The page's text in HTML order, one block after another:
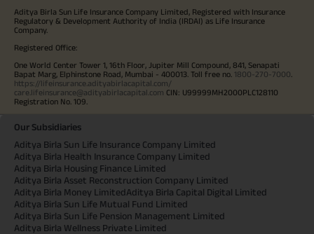
Aditya Birla Sun Life Insurance Company Limited, Registered with Insurance
Regulatory & Development Authority of India (IRDAI) as Life Insurance
Company.
Registered Office:
One World Center Tower 1, 16th Floor, Jupiter Mill Compound, 841, Senapati
Bapat Marg, Elphinstone Road, Mumbai - 400013. Toll free no. 1800-270-7000
https://lifeinsurance.adityabirlacapital.com/
care.lifeinsurance@adityabirlacapital.com CIN: U99999MH2000PLC128110
Registration No. 109.
Our Subsidiaries
Aditya Birla Sun Life Insurance Company Limited
Aditya Birla Health Insurance Company Limited
Aditya Birla Housing Finance Limited
Aditya Birla Asset Reconstruction Company Limited
Aditya Birla Money LimitedAditya Birla Capital Digital Limited
Aditya Birla Sun Life Mutual Fund Limited
Aditya Birla Sun Life Pension Management Limited
Aditya Birla Wellness Private Limited